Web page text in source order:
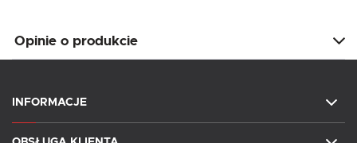
Opinie o produkcie
INFORMACJE